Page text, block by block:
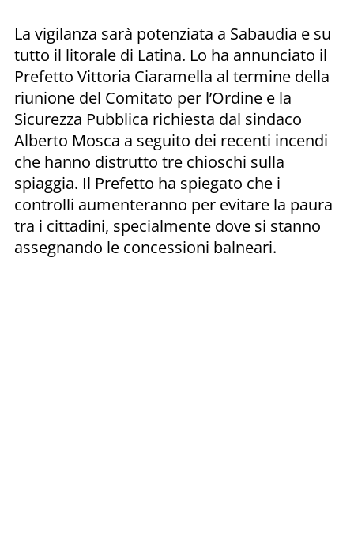
La vigilanza sarà potenziata a Sabaudia e su
tutto il litorale di Latina. Lo ha annunciato il
Prefetto Vittoria Ciaramella al termine della
riunione del Comitato per l’Ordine e la
Sicurezza Pubblica richiesta dal sindaco
Alberto Mosca a seguito dei recenti incendi
che hanno distrutto tre chioschi sulla
spiaggia. Il Prefetto ha spiegato che i
controlli aumenteranno per evitare la paura
tra i cittadini, specialmente dove si stanno
assegnando le concessioni balneari.